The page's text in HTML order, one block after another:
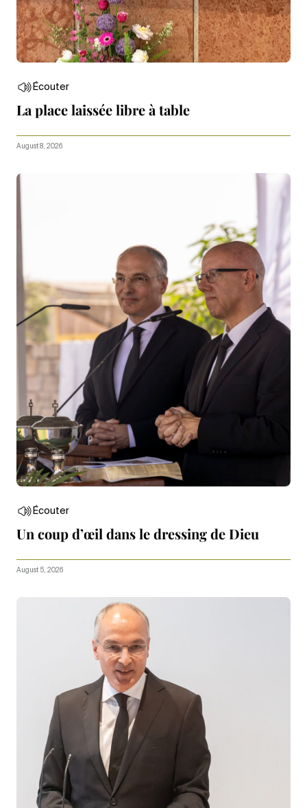
Écouter
La place laissée libre à table
August 8, 2026
Écouter
Un coup d’œil dans le dressing de Dieu
August 5, 2026